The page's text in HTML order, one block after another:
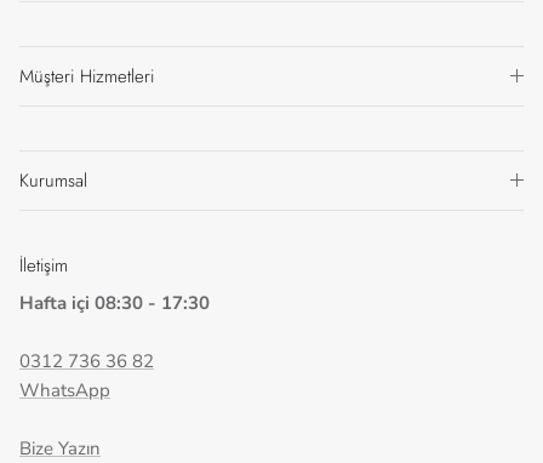
Müşteri Hizmetleri
Kurumsal
İletişim
Hafta içi 08:30 - 17:30
0312 736 36 82
WhatsApp
Bize Yazın